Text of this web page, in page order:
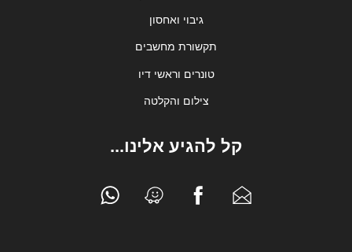
גיבוי ואחסון
תקשורת מחשבים
טונרים וראשי דיו
צילום והקלטה
קל להגיע אלינו...